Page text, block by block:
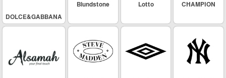
CHAMPION
Lotto
Blundstone
DOLCE&GABBANA